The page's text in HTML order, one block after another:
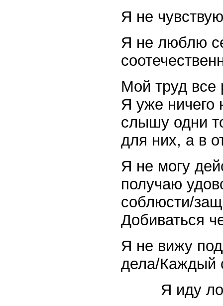
Я не
Я не люблю
Мой труд все
Я уже ничего
слышу одни
для них, а в
Я не могу
получаю
соблюсти/
Добиваться
Я не вижу
дела/Каждый
Я иду